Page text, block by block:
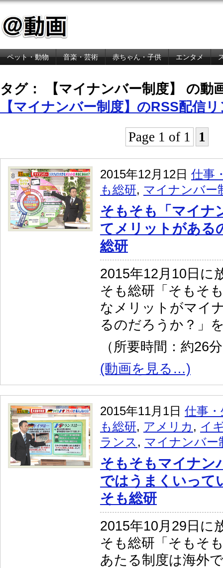
ペット・動物 音楽・芸術 赤ちゃん・子供 エンタメ
タグ： 【マイナンバー制度】 の動
【マイナンバー制度】のRSS配信
Page 1 of 1
1
2015年12月12日 仕事
も総研, マイナンバー
そもそも「マイナ
てメリットがある
総研
2015年12月10日に
そも総研「そもそ
なメリットがマイ
るのだろうか？」
（所要時間：約26
(動画を見る…)
2015年11月1日 仕事
も総研, アメリカ , イ
ランス , マイナンバー
そもそもマイナン
ではうまくいって
そも総研
2015年10月29日に
そも総研「そもそ
あたる制度は海外